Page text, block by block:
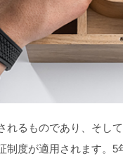
るものであり、そし
度が適用されます。